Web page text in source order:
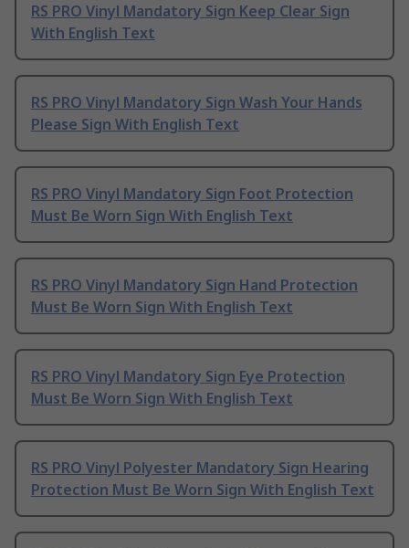
RS PRO Vinyl Mandatory Sign Keep Clear Sign
With English Text
RS PRO Vinyl Mandatory Sign Wash Your Hands
Please Sign With English Text
RS PRO Vinyl Mandatory Sign Foot Protection
Must Be Worn Sign With English Text
RS PRO Vinyl Mandatory Sign Hand Protection
Must Be Worn Sign With English Text
RS PRO Vinyl Mandatory Sign Eye Protection
Must Be Worn Sign With English Text
RS PRO Vinyl Polyester Mandatory Sign Hearing
Protection Must Be Worn Sign With English Text